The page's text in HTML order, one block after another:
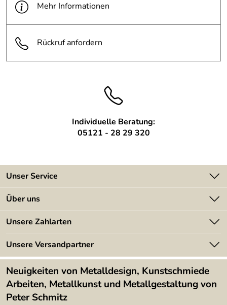
Mehr Informationen
Rückruf anfordern
Individuelle Beratung:
05121 - 28 29 320
Unser Service
Kontakt
Kundeninformationen
Newsletter
Lieferbedingungen
Über uns
Angebote
Kundenbewertungen (394)
4,9/5
Unsere Zahlarten
Unsere Versandpartner
Neuigkeiten von Metalldesign, Kunstschmiede
Arbeiten, Metallkunst und Metallgestaltung von
Peter Schmitz